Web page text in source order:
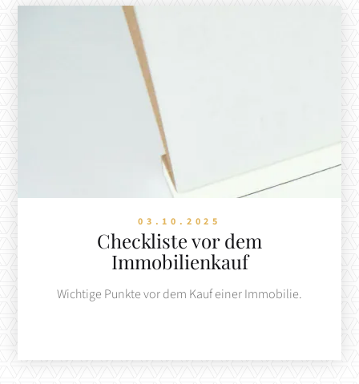
03.10.2025
Checkliste vor dem
Immobilienkauf
Wichtige Punkte vor dem Kauf einer Immobilie.